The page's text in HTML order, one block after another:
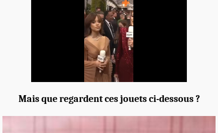
Mais que regardent ces jouets ci-dessous ?